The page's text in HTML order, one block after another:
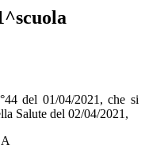
del 01/04/2021, che si
Salute del 02/04/2021,